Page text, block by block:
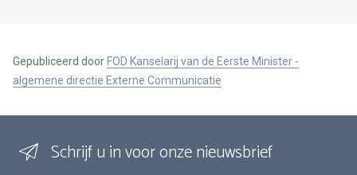
Gepubliceerd door FOD Kanselarij van de Eerste Minister -
algemene directie Externe Communicatie
Schrijf u in voor onze nieuwsbrief